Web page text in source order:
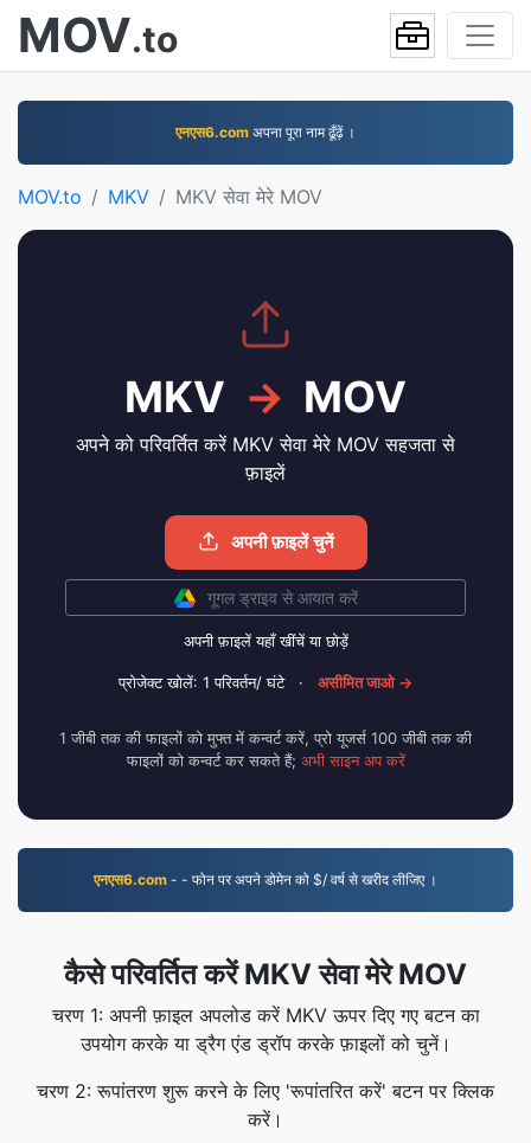
MOV.to
एनएस6.com अपना पूरा नाम ढूँढ़ें ।
MOV.to MKV MKV सेवा मेरे MOV
MKV → MOV
अपने को परिवर्तित करें MKV सेवा मेरे MOV सहजता से
फ़ाइलें
अपनी फ़ाइलें चुनें
गूगल ड्राइव से आयात करें
अपनी फ़ाइलें यहाँ खींचें या छोड़ें
प्रोजेक्ट खोलें: 1 परिवर्तन/ घंटे · असीमित जाओ →
1 जीबी तक की फाइलों को मुफ्त में कन्वर्ट करें, प्रो यूजर्स 100 जीबी तक की
फाइलों को कन्वर्ट कर सकते हैं; अभी साइन अप करें
एनएस6.com - - फोन पर अपने डोमेन को $/ वर्ष से खरीद लीजिए ।
कैसे परिवर्तित करें MKV सेवा मेरे MOV
चरण 1: अपनी फ़ाइल अपलोड करें MKV ऊपर दिए गए बटन का
उपयोग करके या ड्रैग एंड ड्रॉप करके फ़ाइलों को चुनें।
चरण 2: रूपांतरण शुरू करने के लिए 'रूपांतरित करें' बटन पर क्लिक
करें।